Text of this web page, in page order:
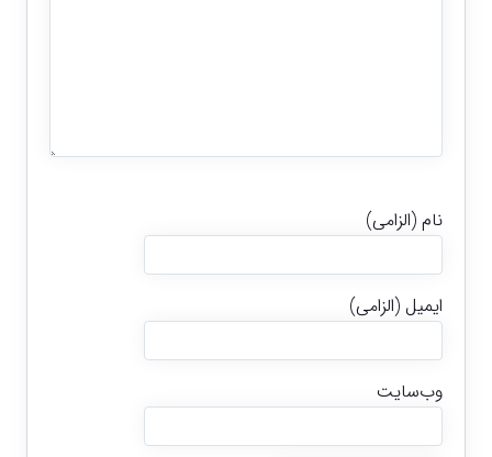
نام (الزامی)
ایمیل (الزامی)
وب‌سایت